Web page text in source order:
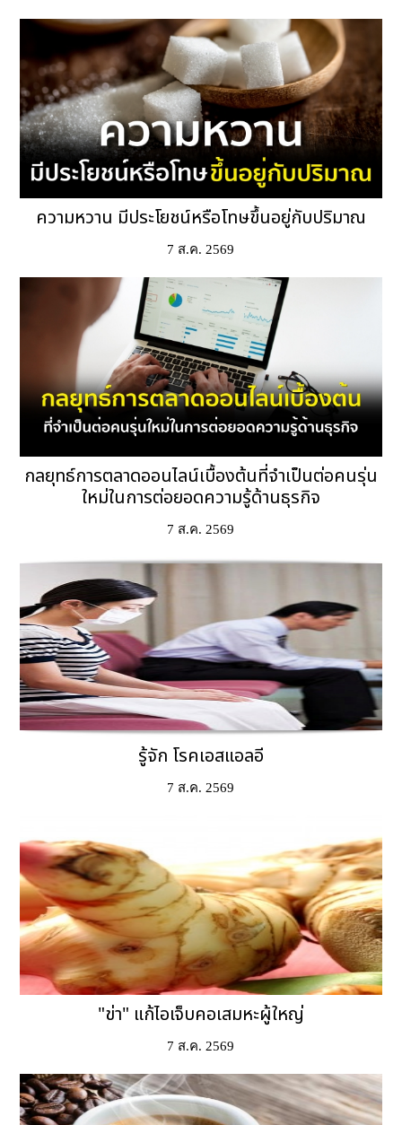
ความหวาน มีประโยชน์หรือโทษขึ้นอยู่กับปริมาณ
7 ส.ค. 2569
กลยุทธ์การตลาดออนไลน์เบื้องต้นที่จำเป็นต่อคนรุ่น
ใหม่ในการต่อยอดความรู้ด้านธุรกิจ
7 ส.ค. 2569
รู้จัก โรคเอสแอลอี
7 ส.ค. 2569
"ข่า" แก้ไอเจ็บคอเสมหะผู้ใหญ่
7 ส.ค. 2569